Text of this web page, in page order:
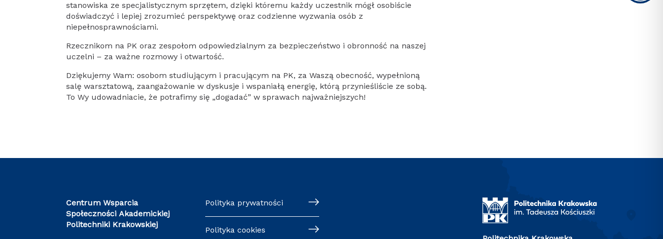
stanowiska ze specjalistycznym sprzętem, dzięki któremu każdy uczestnik mógł osobiście
doświadczyć i lepiej zrozumieć perspektywę oraz codzienne wyzwania osób z
niepełnosprawnościami.
Rzecznikom na PK oraz zespołom odpowiedzialnym za bezpieczeństwo i obronność na naszej
uczelni – za ważne rozmowy i otwartość.
Dziękujemy Wam: osobom studiującym i pracującym na PK, za Waszą obecność, wypełnioną
salę warsztatową, zaangażowanie w dyskusje i wspaniałą energię, którą przynieśliście ze sobą.
To Wy udowadniacie, że potrafimy się „dogadać” w sprawach najważniejszych!
Centrum Wsparcia
Społeczności Akademickiej
Politechniki Krakowskiej
Polityka prywatności
Polityka cookies